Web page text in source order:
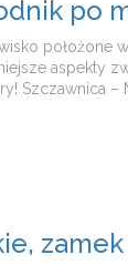
po
położone
aspekty
Szczawnica –